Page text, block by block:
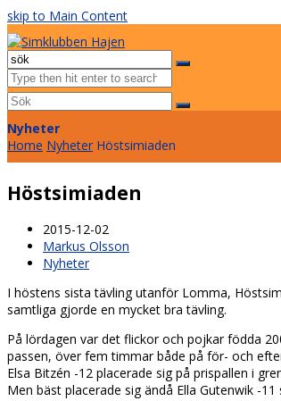
skip to Main Content
Facebook
Instagram
Email
Open
Mobile
Menu
Sök
Submit
Nyheter
Home Nyheter Höstsimiaden
Höstsimiaden
2015-12-02
Markus Olsson
Nyheter
I höstens sista tävling utanför Lomma,
samtliga gjorde en mycket bra tävling.
På lördagen var det flickor och pojkar födda
passen, över fem timmar både på för- och
Elsa Bitzén -12 placerade sig på prispallen i
Men bäst placerade sig ändå Ella Gutenwik -